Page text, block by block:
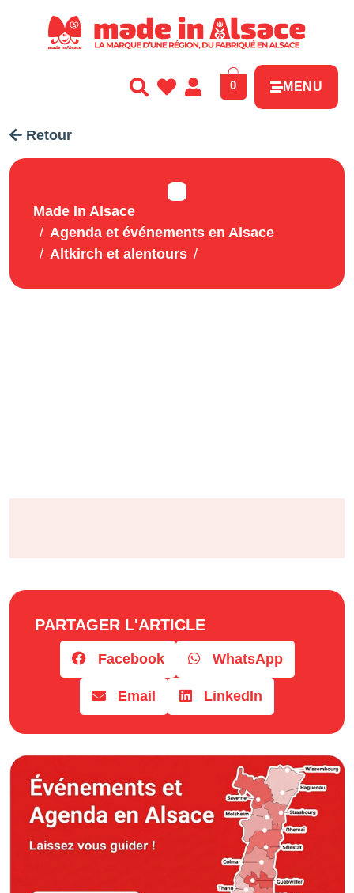
0 MENU
Retour
Made In Alsace
Agenda et événements en Alsace
Altkirch et alentours
PARTAGER L'ARTICLE
Facebook WhatsApp
Email LinkedIn